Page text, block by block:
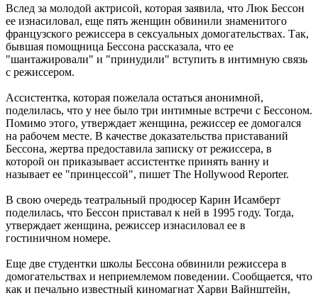
Вслед за молодой актрисой, которая заявила, что Люк Бессон
ее изнасиловал, еще пять женщин обвинили знаменитого
французского режиссера в сексуальных домогательствах. Так,
бывшая помощница Бессона рассказала, что ее
"шантажировали" и "принудили" вступить в интимную связь
с режиссером.
Ассистентка, которая пожелала остаться анонимной,
поделилась, что у нее было три интимные встречи с Бессоном.
Помимо этого, утверждает женщина, режиссер ее домогался
на рабочем месте. В качестве доказательства приставаний
Бессона, жертва предоставила записку от режиссера, в
которой он приказывает ассистентке принять ванну и
называет ее "принцессой", пишет The Hollywood Reporter.
В свою очередь театральный продюсер Карин Исамберт
поделилась, что Бессон приставал к ней в 1995 году. Тогда,
утверждает женщина, режиссер изнасиловал ее в
гостиничном номере.
Еще две студентки школы Бессона обвинили режиссера в
домогательствах и неприемлемом поведении. Сообщается, что
как и печально известный киномагнат Харви Вайнштейн,